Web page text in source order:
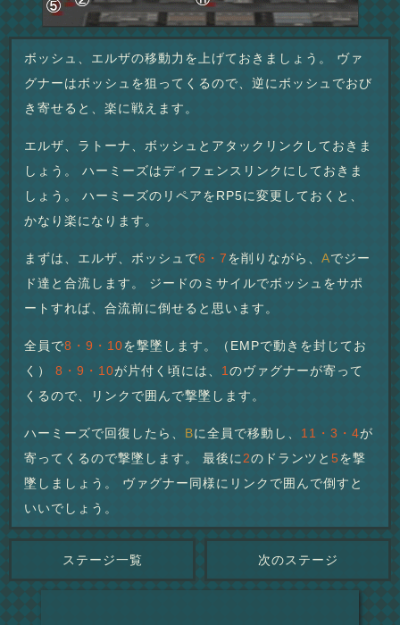
ボッシュ、エルザの移動力を上げておきましょう。 ヴァ
グナーはボッシュを狙ってくるので、逆にボッシュでおび
き寄せると、楽に戦えます。
エルザ、ラトーナ、ボッシュとアタックリンクしておきま
しょう。 ハーミーズはディフェンスリンクにしておきま
しょう。 ハーミーズのリペアをRP5に変更しておくと、
かなり楽になります。
まずは、エルザ、ボッシュで6・7を削りながら、 Aでジー
ド達と合流します。 ジードのミサイルでボッシュをサポ
ートすれば、合流前に倒せると思います。
全員で8・9・10を撃墜します。（EMPで動きを封じてお
く） 8・9・10が片付く頃には、 1 のヴァグナーが寄って
くるので、リンクで囲んで撃墜します。
ハーミーズで回復したら、 Bに全員で移動し、 11・3・4が
寄ってくるので撃墜します。 最後に 2のドランツと 5を撃
墜しましょう。 ヴァグナー同様にリンクで囲んで倒すと
いいでしょう。
ステージ一覧 次のステージ